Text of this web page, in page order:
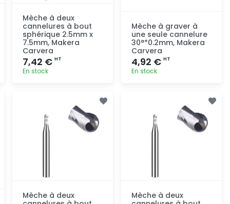
Mèche à deux
cannelures à bout
sphérique 2.5mm x
7.5mm, Makera
Carvera
7,42 €HT
En stock
rapide
Mèche à graver à
une seule cannelure
30°*0.2mm, Makera
Carvera
4,92 €HT
En stock
rapide
Mèche à deux
Mèche à deux